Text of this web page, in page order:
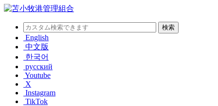
English
中文版
한국어
русский
Youtube
X
Instagram
TikTok